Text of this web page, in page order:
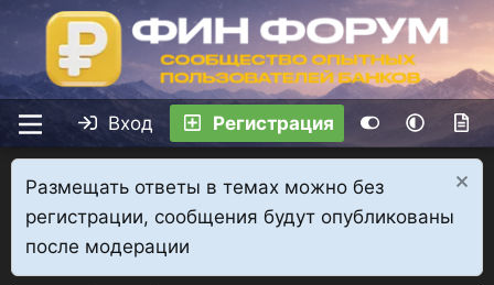
Вход Регистрация
Размещать ответы в темах можно без
регистрации, сообщения будут опубликованы
после модерации